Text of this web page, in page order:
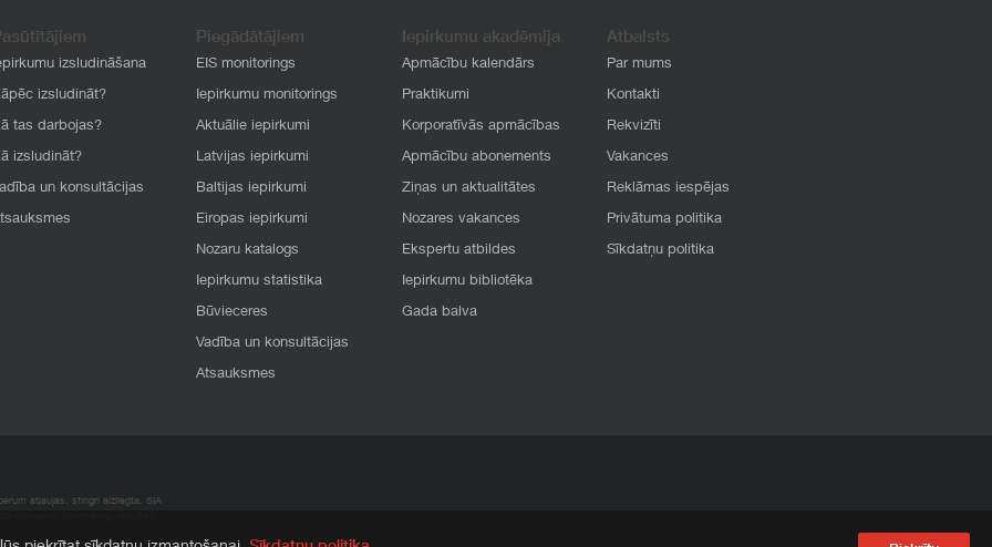
izsludināšana
izsludināt?
tas darbojas?
izsludināt?
un konsultācijas
Piegādātājiem
EIS monitorings
Iepirkumu monitorings
Aktuālie iepirkumi
Latvijas iepirkumi
Baltijas iepirkumi
Eiropas iepirkumi
Nozaru katalogs
Iepirkumu statistika
Būvieceres
Vadība un konsultācijas
Atsauksmes
Iepirkumu akadēmija
Apmācību kalendārs
Praktikumi
Korporatīvās apmācības
Apmācību abonements
Ziņas un aktualitātes
Nozares vakances
Ekspertu atbildes
Iepirkumu bibliotēka
Gada balva
Atbalsts
Par mums
Kontakti
Rekvizīti
Vakances
Reklāmas iespējas
Privātuma politika
Sīkdatņu politika
atļaujas, stingri aizliegta. SIA